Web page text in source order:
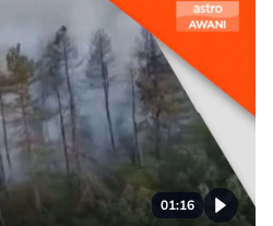
01:16